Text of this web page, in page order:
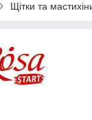
Щітки та